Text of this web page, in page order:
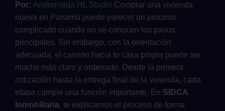
Por: Andromeda HL Studio Comprar una vivienda
nueva en Panamá puede parecer un proceso
complicado cuando no se conocen los pasos
principales. Sin embargo, con la orientación
adecuada, el camino hacia tu casa propia puede ser
mucho más claro y ordenado. Desde la primera
cotización hasta la entrega final de la vivienda, cada
etapa cumple una función importante. En SIDCA
Inmobiliaria, te explicamos el proceso de forma